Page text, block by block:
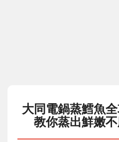
大同電鍋蒸鱈魚
教你蒸出鮮嫩